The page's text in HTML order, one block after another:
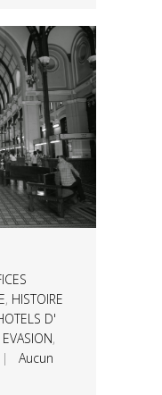
, HISTOIRE
D'
,
| Aucun